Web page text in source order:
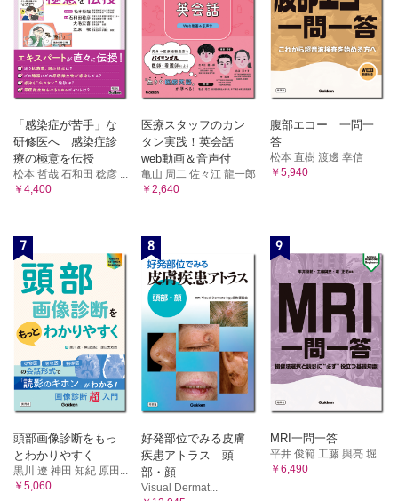
「感染症が苦手」な
研修医へ 感染症診
療の極意を伝授
松本 哲哉 石和田 稔彦 ...
￥4,400
医療スタッフのカン
タン実践！英会話
web動画＆音声付
亀山 周二 佐々江 龍一郎
￥2,640
腹部エコー 一問一
答
松本 直樹 渡邊 幸信
￥5,940
7
頭部画像診断をもっ
とわかりやすく
黒川 遼 神田 知紀 原田...
￥5,060
8
好発部位でみる皮膚
疾患アトラス 頭
部・顔
Visual Dermat...
9
MRI一問一答
平井 俊範 工藤 與亮 堀...
￥6,490